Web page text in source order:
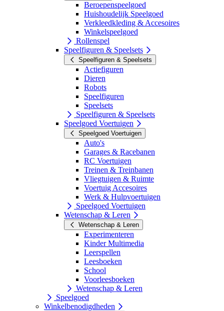
Beroepenspeelgoed
Huishoudelijk Speelgoed
Verkleedkleding & Accesoires
Winkelspeelgoed
Rollenspel
Speelfiguren & Speelsets
Speelfiguren & Speelsets
Actiefiguren
Dieren
Robots
Speelfiguren
Speelsets
Speelfiguren & Speelsets
Speelgoed Voertuigen
Speelgoed Voertuigen
Auto's
Garages & Racebanen
RC Voertuigen
Treinen & Treinbanen
Vliegtuigen & Ruimte
Voertuig Accesoires
Werk & Hulpvoertuigen
Speelgoed Voertuigen
Wetenschap & Leren
Wetenschap & Leren
Experimenteren
Kinder Multimedia
Leerspellen
Leesboeken
School
Voorleesboeken
Wetenschap & Leren
Speelgoed
Winkelbenodigdheden